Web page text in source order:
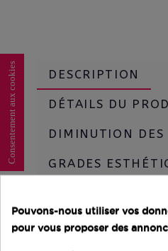
DESCRIPTION
DÉTAILS DU
DIMINUTION DES
GRADES
Design et Écran :
Pouvons-nous utiliser vos
pour vous proposer des
Consentement aux cookies